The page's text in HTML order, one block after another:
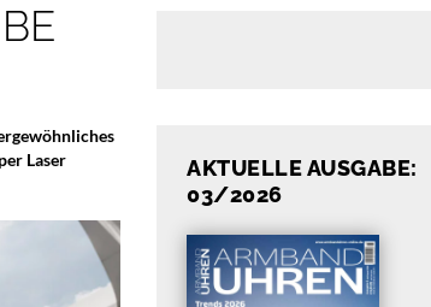
Laser
AKTUELLE AUSGABE:
03/2026